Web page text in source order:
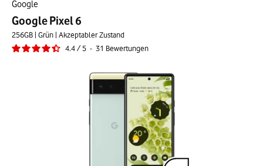
Google
Google Pixel 6
256GB | Grün | Akzeptabler Zustand
4.4/5 - 31 Bewertungen